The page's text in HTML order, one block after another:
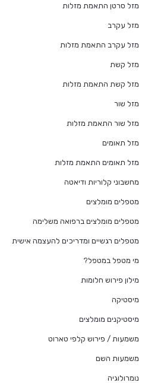
מזל סרטן התאמת מזלות
מזל עקרב
מזל עקרב התאמת מזלות
מזל קשת
מזל קשת התאמת מזלות
מזל שור
מזל שור התאמת מזלות
מזל תאומים
מזל תאומים התאמת מזלות
מחשבוני קלוריות ודיאטה
מטפלים מומלצים
מטפלים מומלצים ברפואה משלימה
מטפלים רגשיים ומדריכים להעצמה אישית
מי מטפל במטפל?
מילון פירוש חלומות
מיסטיקה
מיסטיקנים מומלצים
משמעות / פירוש קלפי טארוט
משמעות השם
נומרולוגיה